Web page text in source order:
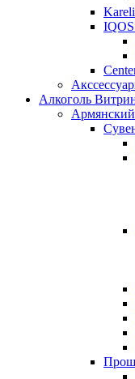
Алкоголь